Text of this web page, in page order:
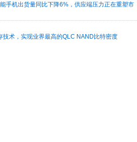
手机出货量同比下降6%，供应端压力正在重塑市
术，实现业界最高的QLC NAND比特密度